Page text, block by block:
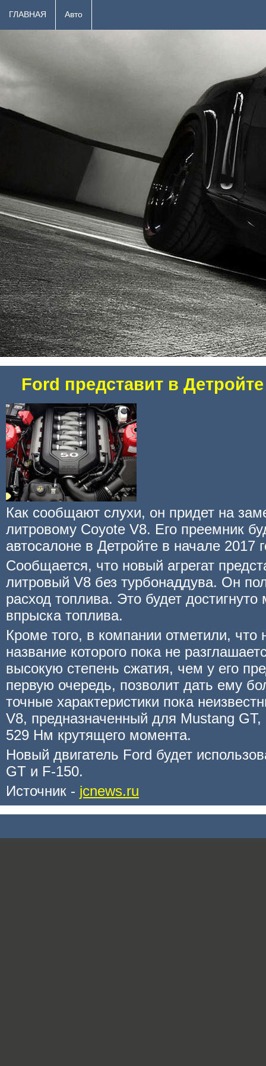
ГЛАВНАЯ Авто
Ford представит в
Как сообщают слухи, он придет на
литровому Coyote V8. Его преемник
автосалоне в Детройте в начале 2017
Сообщается, что новый агрегат
литровый V8 без турбонаддува. Он
расход топлива. Это будет
впрыска топлива.
Кроме того, в компании отметили, что
название которого пока не
высокую степень сжатия, чем у его
первую очередь, позволит дать ему
точные характеристики пока
V8, предназначенный для Mustang GT,
529 Нм крутящего момента.
Новый двигатель Ford будет
GT и F-150.
Источник - jcnews.ru